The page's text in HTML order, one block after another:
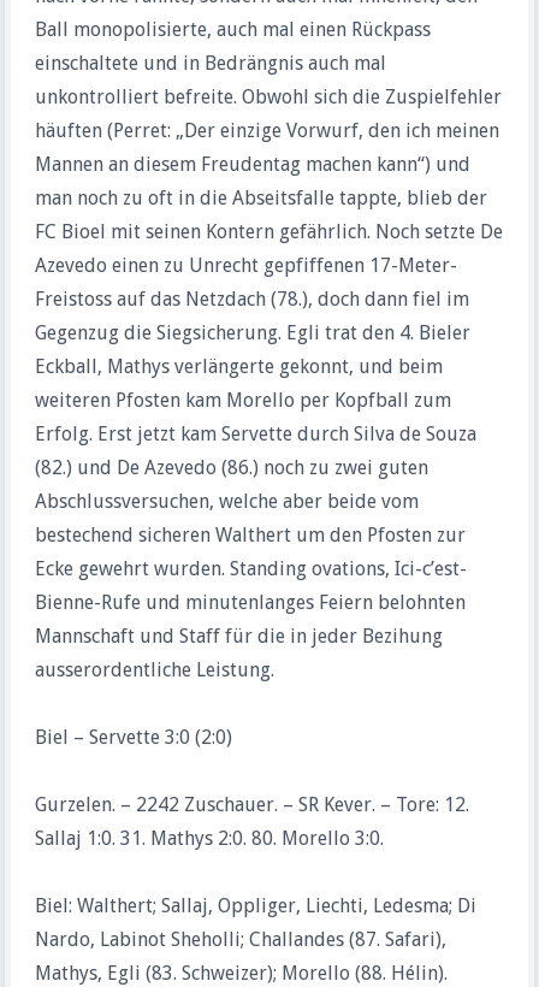
Ball monopolisierte, auch mal einen Rückpass
einschaltete und in Bedrängnis auch mal
unkontrolliert befreite. Obwohl sich die Zuspielfehler
häuften (Perret: „Der einzige Vorwurf, den ich meinen
Mannen an diesem Freudentag machen kann“) und
man noch zu oft in die Abseitsfalle tappte, blieb der
FC Bioel mit seinen Kontern gefährlich. Noch setzte De
Azevedo einen zu Unrecht gepfiffenen 17-Meter-
Freistoss auf das Netzdach (78.), doch dann fiel im
Gegenzug die Siegsicherung. Egli trat den 4. Bieler
Eckball, Mathys verlängerte gekonnt, und beim
weiteren Pfosten kam Morello per Kopfball zum
Erfolg. Erst jetzt kam Servette durch Silva de Souza
(82.) und De Azevedo (86.) noch zu zwei guten
Abschlussversuchen, welche aber beide vom
bestechend sicheren Walthert um den Pfosten zur
Ecke gewehrt wurden. Standing ovations, Ici-c’est-
Bienne-Rufe und minutenlanges Feiern belohnten
Mannschaft und Staff für die in jeder Bezihung
ausserordentliche Leistung.
Biel – Servette 3:0 (2:0)
Gurzelen. – 2242 Zuschauer. – SR Kever. – Tore: 12.
Sallaj 1:0. 31. Mathys 2:0. 80. Morello 3:0.
Biel: Walthert; Sallaj, Oppliger, Liechti, Ledesma; Di
Nardo, Labinot Sheholli; Challandes (87. Safari),
Mathys, Egli (83. Schweizer); Morello (88. Hélin).